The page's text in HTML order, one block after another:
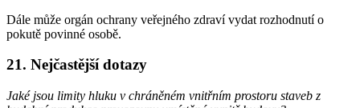
Dále může orgán ochrany veřejného zdraví vydat rozhodnutí o
pokutě povinné osobě.
21. Nejčastější dotazy
Jaké jsou limity hluku v chráněném vnitřním prostoru staveb z